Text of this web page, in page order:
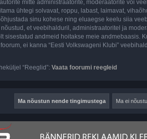
mitte administraatorite, moderaatorite või
ühtegi solvavat, roppu, labast, laimavat,
sinu kohese ning eluaegse keelu siia
et veebihalduril, administraatoritel ja
andmeid hoitakse meie
ei kanna “Eesti Volkswageni Klubi”
“Reeglid”: Vaata foorumi reegleid